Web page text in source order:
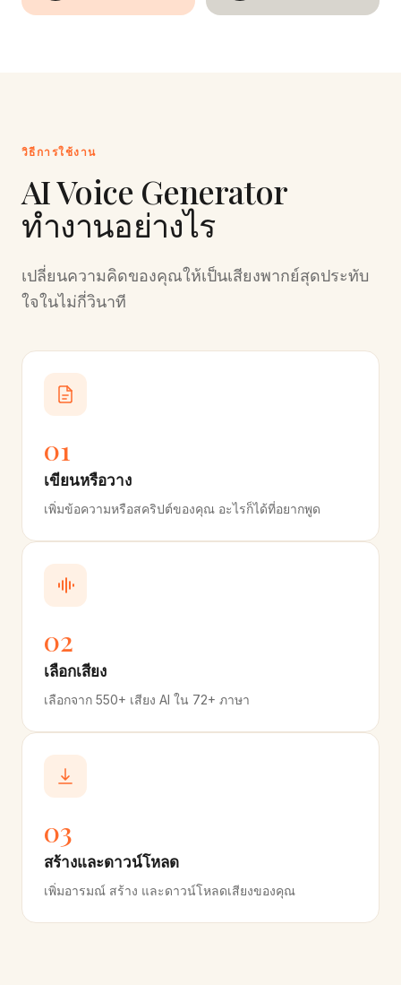
วิธีการใช้งาน
AI Voice Generator
ทำงานอย่างไร
เปลี่ยนความคิดของคุณให้เป็นเสียงพากย์สุดประทับ
ใจในไม่กี่วินาที
01
เขียนหรือวาง
เพิ่มข้อความหรือสคริปต์ของคุณ อะไรก็ได้ที่อยากพูด
02
เลือกเสียง
เลือกจาก 550+ เสียง AI ใน 72+ ภาษา
03
สร้างและดาวน์โหลด
เพิ่มอารมณ์ สร้าง และดาวน์โหลดเสียงของคุณ